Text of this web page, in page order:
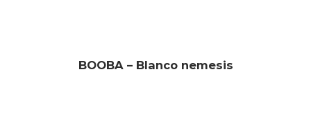
BOOBA – Blanco nemesis